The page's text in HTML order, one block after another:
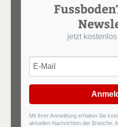
jetzt
Mit Ihrer Anmeldung erhalten Sie
aktuellen Nachrichten der Branche.